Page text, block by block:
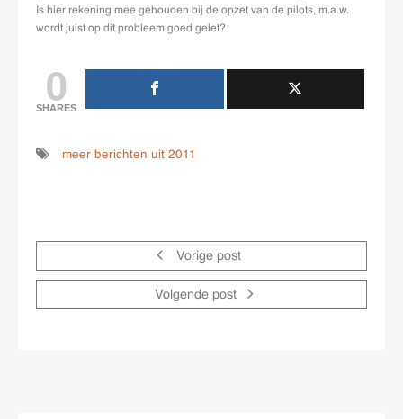
Is hier rekening mee gehouden bij de opzet van de pilots, m.a.w.
wordt juist op dit probleem goed gelet?
0
SHARES
meer berichten uit 2011
Vorige post
Volgende post